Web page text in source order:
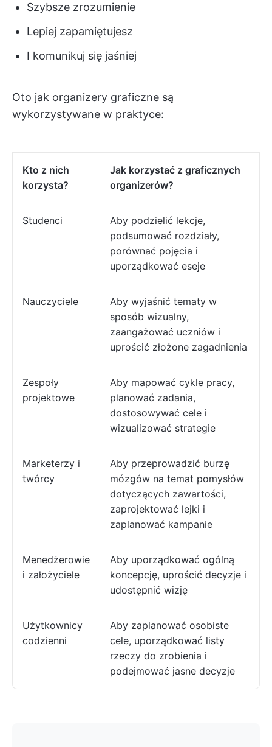
Szybsze zrozumienie
Lepiej zapamiętujesz
I komunikuj się jaśniej
Oto jak organizery graficzne są
wykorzystywane w praktyce:
Kto z nich
korzysta?
Jak korzystać z graficznych
organizerów?
Studenci
Aby podzielić lekcje,
podsumować rozdziały,
porównać pojęcia i
uporządkować eseje
Nauczyciele
Aby wyjaśnić tematy w
sposób wizualny,
zaangażować uczniów i
uprościć złożone zagadnienia
Zespoły
projektowe
Aby mapować cykle pracy,
planować zadania,
dostosowywać cele i
wizualizować strategie
Marketerzy i
twórcy
Aby przeprowadzić burzę
mózgów na temat pomysłów
dotyczących zawartości,
zaprojektować lejki i
zaplanować kampanie
Menedżerowie
i założyciele
Aby uporządkować ogólną
koncepcję, uprościć decyzje i
udostępnić wizję
Użytkownicy
codzienni
Aby zaplanować osobiste
cele, uporządkować listy
rzeczy do zrobienia i
podejmować jasne decyzje